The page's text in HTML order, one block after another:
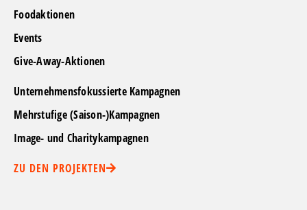
Foodaktionen
Events
Give-Away-Aktionen
Unternehmensfokussierte Kampagnen
Mehrstufige (Saison-)Kampagnen
Image- und Charitykampagnen
ZU DEN PROJEKTEN